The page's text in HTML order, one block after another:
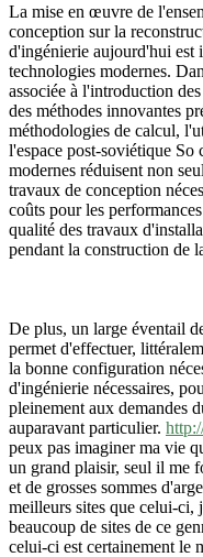
La mise en œuvre de
conception sur la
d'ingénierie aujourd'hui est
technologies modernes.
associée à l'introduction
des méthodes innovantes
méthodologies de calcul,
l'espace post-soviétique
modernes réduisent non
travaux de conception
coûts pour les
qualité des travaux
pendant la construction de
De plus, un large éventail
permet d'effectuer,
la bonne configuration
d'ingénierie nécessaires,
pleinement aux demandes
auparavant particulier.
peux pas imaginer ma vie
un grand plaisir, seul il me
et de grosses sommes
meilleurs sites que celui-ci,
beaucoup de sites de ce
celui-ci est certainement le